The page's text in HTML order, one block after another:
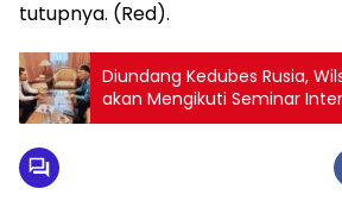
tutupnya. (Red).
Diundang Kedubes Rusia,
akan Mengikuti Seminar
Terkait Konflik Rusia-Ukraina